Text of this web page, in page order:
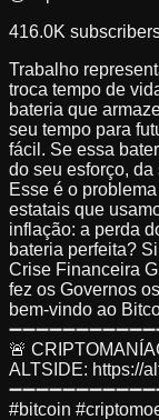
416.0K
Trabalho
troca tempo de
bateria que
seu tempo para
fácil. Se essa
do seu esforço,
Esse é o
estatais que
inflação: a perda
bateria perfeita?
Crise Financeira
fez os Governos
bem-vindo ao
🚨
ALTSIDE: https://
#bitcoin